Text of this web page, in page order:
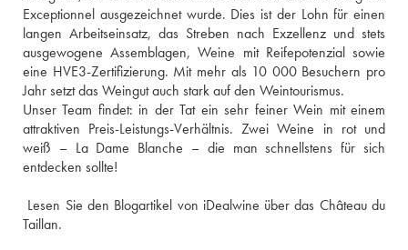
Exceptionnel ausgezeichnet wurde. Dies ist der Lohn für einen
langen Arbeitseinsatz, das Streben nach Exzellenz und stets
ausgewogene Assemblagen, Weine mit Reifepotenzial sowie
eine HVE3-Zertifizierung. Mit mehr als 10 000 Besuchern pro
Jahr setzt das Weingut auch stark auf den Weintourismus.
Unser Team findet: in der Tat ein sehr feiner Wein mit einem
attraktiven Preis-Leistungs-Verhältnis. Zwei Weine in rot und
weiß – La Dame Blanche – die man schnellstens für sich
entdecken sollte!
Lesen Sie den Blogartikel von iDealwine über das Château du
Taillan.